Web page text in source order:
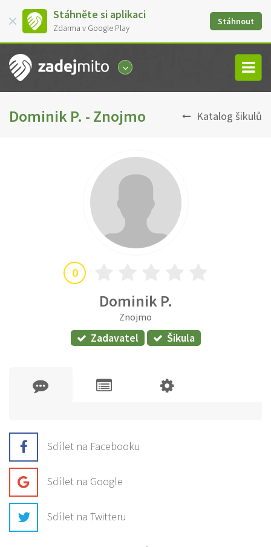
Stáhněte si aplikaci
Zdarma v Google Play
Stáhnout
Dominik P. - Znojmo Katalog šikulů
0
Dominik P.
Znojmo
Zadavatel Šikula
Sdílet na Facebooku
Sdílet na Google
Sdílet na Twitteru